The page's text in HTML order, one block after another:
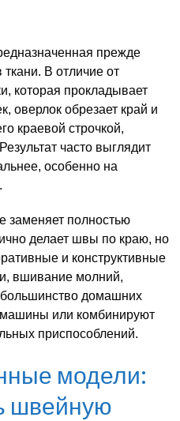
прежде
ткани. В отличие от
которая прокладывает
оверлок обрезает край и
краевой строчкой,
часто выглядит
особенно на
заменяет полностью
делает швы по краю, но
и конструктивные
вшивание молний,
домашних
или комбинируют
приспособлений.
модели:
швейную